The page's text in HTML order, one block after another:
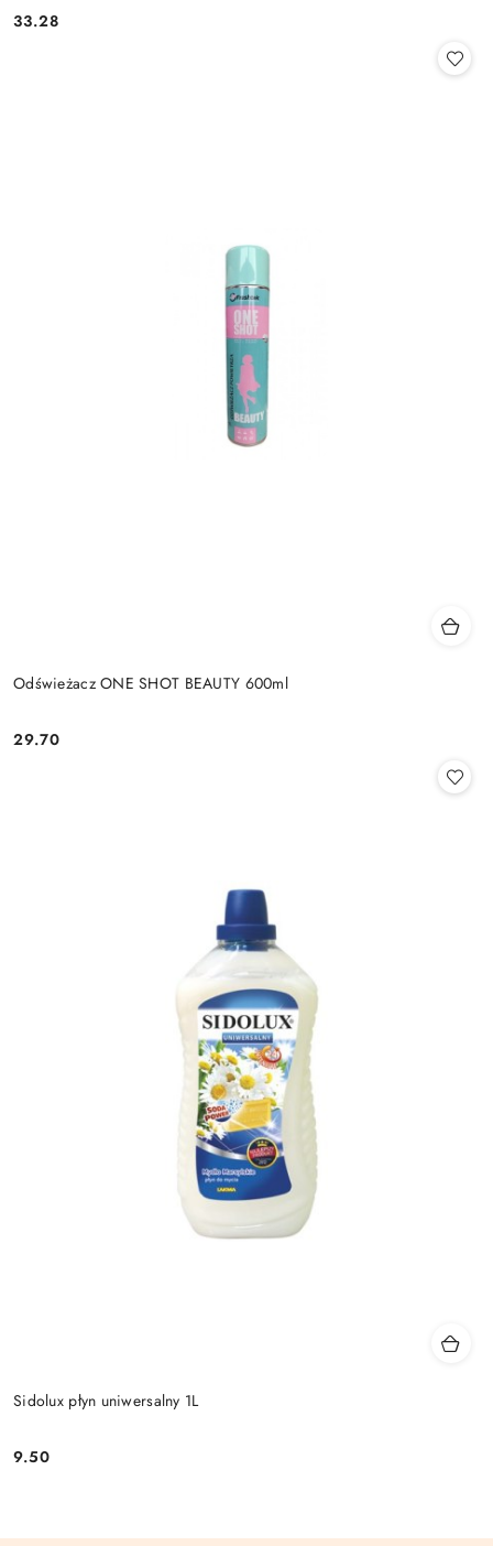
Cena:
33.28
Odświeżacz ONE SHOT BEAUTY 600ml
Cena:
29.70
Sidolux płyn uniwersalny 1L
Cena:
9.50